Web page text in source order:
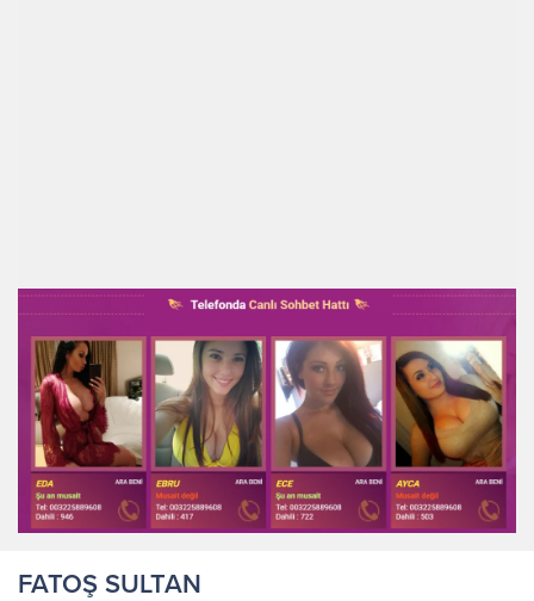
FATOŞ SULTAN